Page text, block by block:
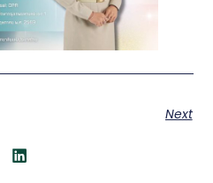
Next